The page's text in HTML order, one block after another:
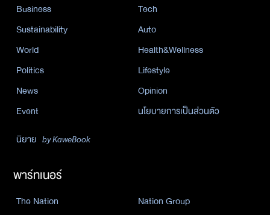
Business
Tech
Sustainability
Auto
World
Health&Wellness
Politics
Lifestyle
News
Opinion
Event
นโยบายการเป็นส่วนตัว
นิยาย by KaweBook
พาร์ทเนอร์
The Nation
Nation Group